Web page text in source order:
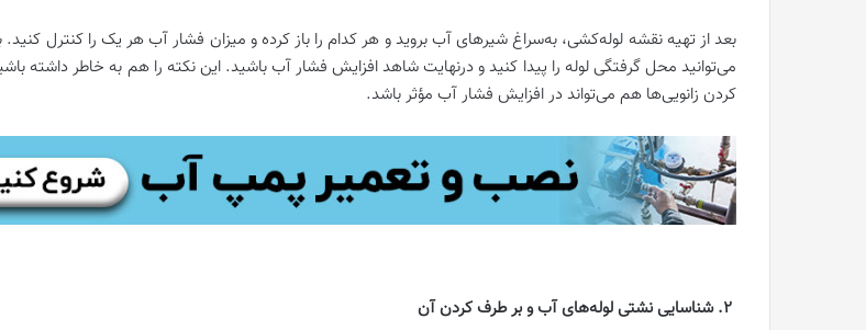
بعد از تهیه نقشه لوله‌کشی، به‌سراغ شیرهای آب بروید و هر کدام را باز کرده و میزان فشار آب هر یک را کنترل کنید.
می‌توانید محل گرفتگی لوله را پیدا کنید و درنهایت شاهد افزایش فشار آب باشید. این نکته را هم به خاطر داشته
کردن زانویی‌ها هم می‌تواند در افزایش فشار آب مؤثر باشد.